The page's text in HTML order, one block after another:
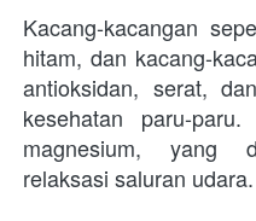
Kacang-kacangan
hitam, dan kacang-
antioksidan, serat,
kesehatan paru-
magnesium, yang
relaksasi saluran udara.